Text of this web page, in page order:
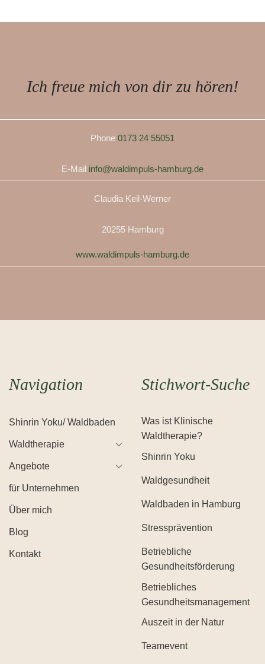
Ich freue mich von dir zu hören!
Phone 0173 24 55051
E-Mail info@waldimpuls-hamburg.de
Claudia Keil-Werner
20255 Hamburg
www.waldimpuls-hamburg.de
Navigation
Shinrin Yoku/ Waldbaden
Waldtherapie
Angebote
für Unternehmen
Über mich
Blog
Kontakt
Stichwort-Suche
Was ist Klinische
Waldtherapie?
Shinrin Yoku
Waldgesundheit
Waldbaden in Hamburg
Stressprävention
Betriebliche
Gesundheitsförderung
Betriebliches
Gesundheitsmanagement
Auszeit in der Natur
Teamevent